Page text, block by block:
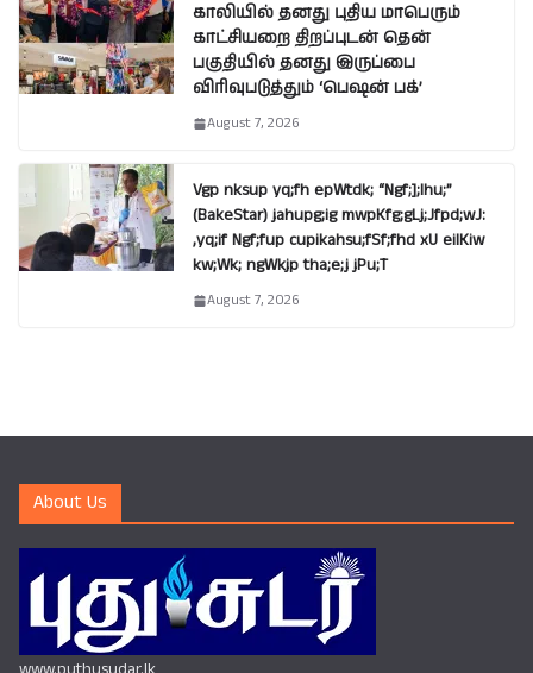
காலியில் தனது புதிய மாபெரும்
காட்சியறை திறப்புடன் தென்
பகுதியில் தனது இருப்பை
விரிவுபடுத்தும் ‘பெஷன் பக்’
August 7, 2026
Vgp nksup yq;fh epWtdk; “Ngf;];lhu;”
(BakeStar) jahupg;ig mwpKfg;gLj;Jfpd;wJ:
,yq;if Ngf;fup cupikahsu;fSf;fhd xU eilKiw
kw;Wk; ngWkjp tha;e;j jPu;T
August 7, 2026
About Us